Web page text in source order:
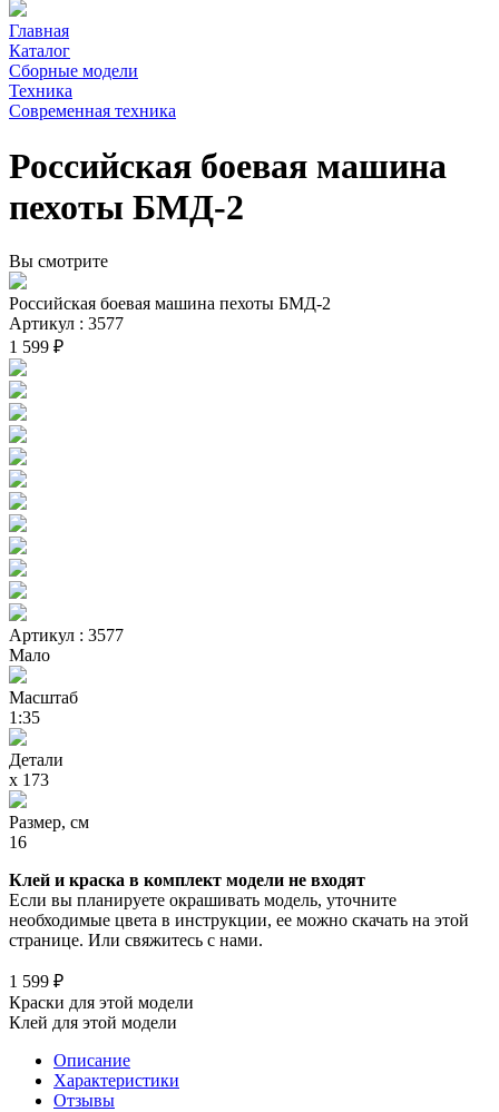
Главная
Каталог
Сборные модели
Техника
Современная техника
Российская боевая машина
пехоты БМД-2
Вы смотрите
Российская боевая машина пехоты БМД-2
Артикул : 3577
1 599 ₽
Артикул : 3577
Мало
Масштаб
1:35
Детали
х 173
Размер, см
16
Клей и краска в комплект модели не входят
Если вы планируете окрашивать модель, уточните
необходимые цвета в инструкции, ее можно скачать на этой
странице. Или свяжитесь с нами.
1 599 ₽
Краски для этой модели
Клей для этой модели
Описание
Характеристики
Отзывы